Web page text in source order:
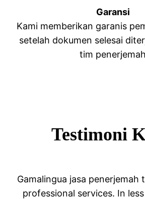
Garansi
Kami memberikan garanis
setelah dokumen selesai
tim penerjemah
Testimoni
Gamalingua jasa penerjemah
professional services. In